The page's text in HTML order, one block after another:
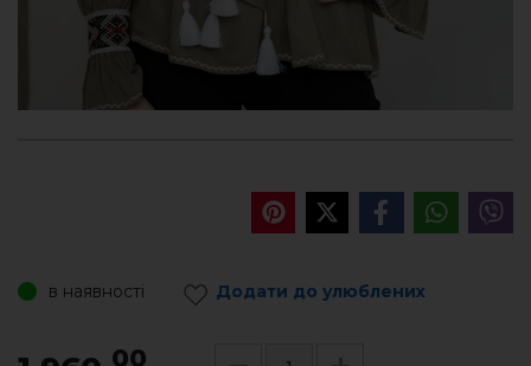
в наявності Додати до улюблених
00